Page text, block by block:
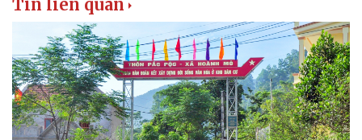
Doanh nghiệp
Thông tin doanh nghiệp
Doanh nghiệp 24h
Doanh nhân
Công nghệ
Sành điệu
Tin Công nghệ
Trải nghiệm
Tin liên quan